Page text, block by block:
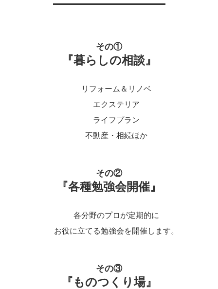
その①
『暮らしの相談』
リフォーム＆リノベ
エクステリア
ライフプラン
不動産・相続ほか
その②
『各種勉強会開催』
各分野のプロが定期的に
お役に立てる勉強会を開催します。
その③
『ものつくり場』